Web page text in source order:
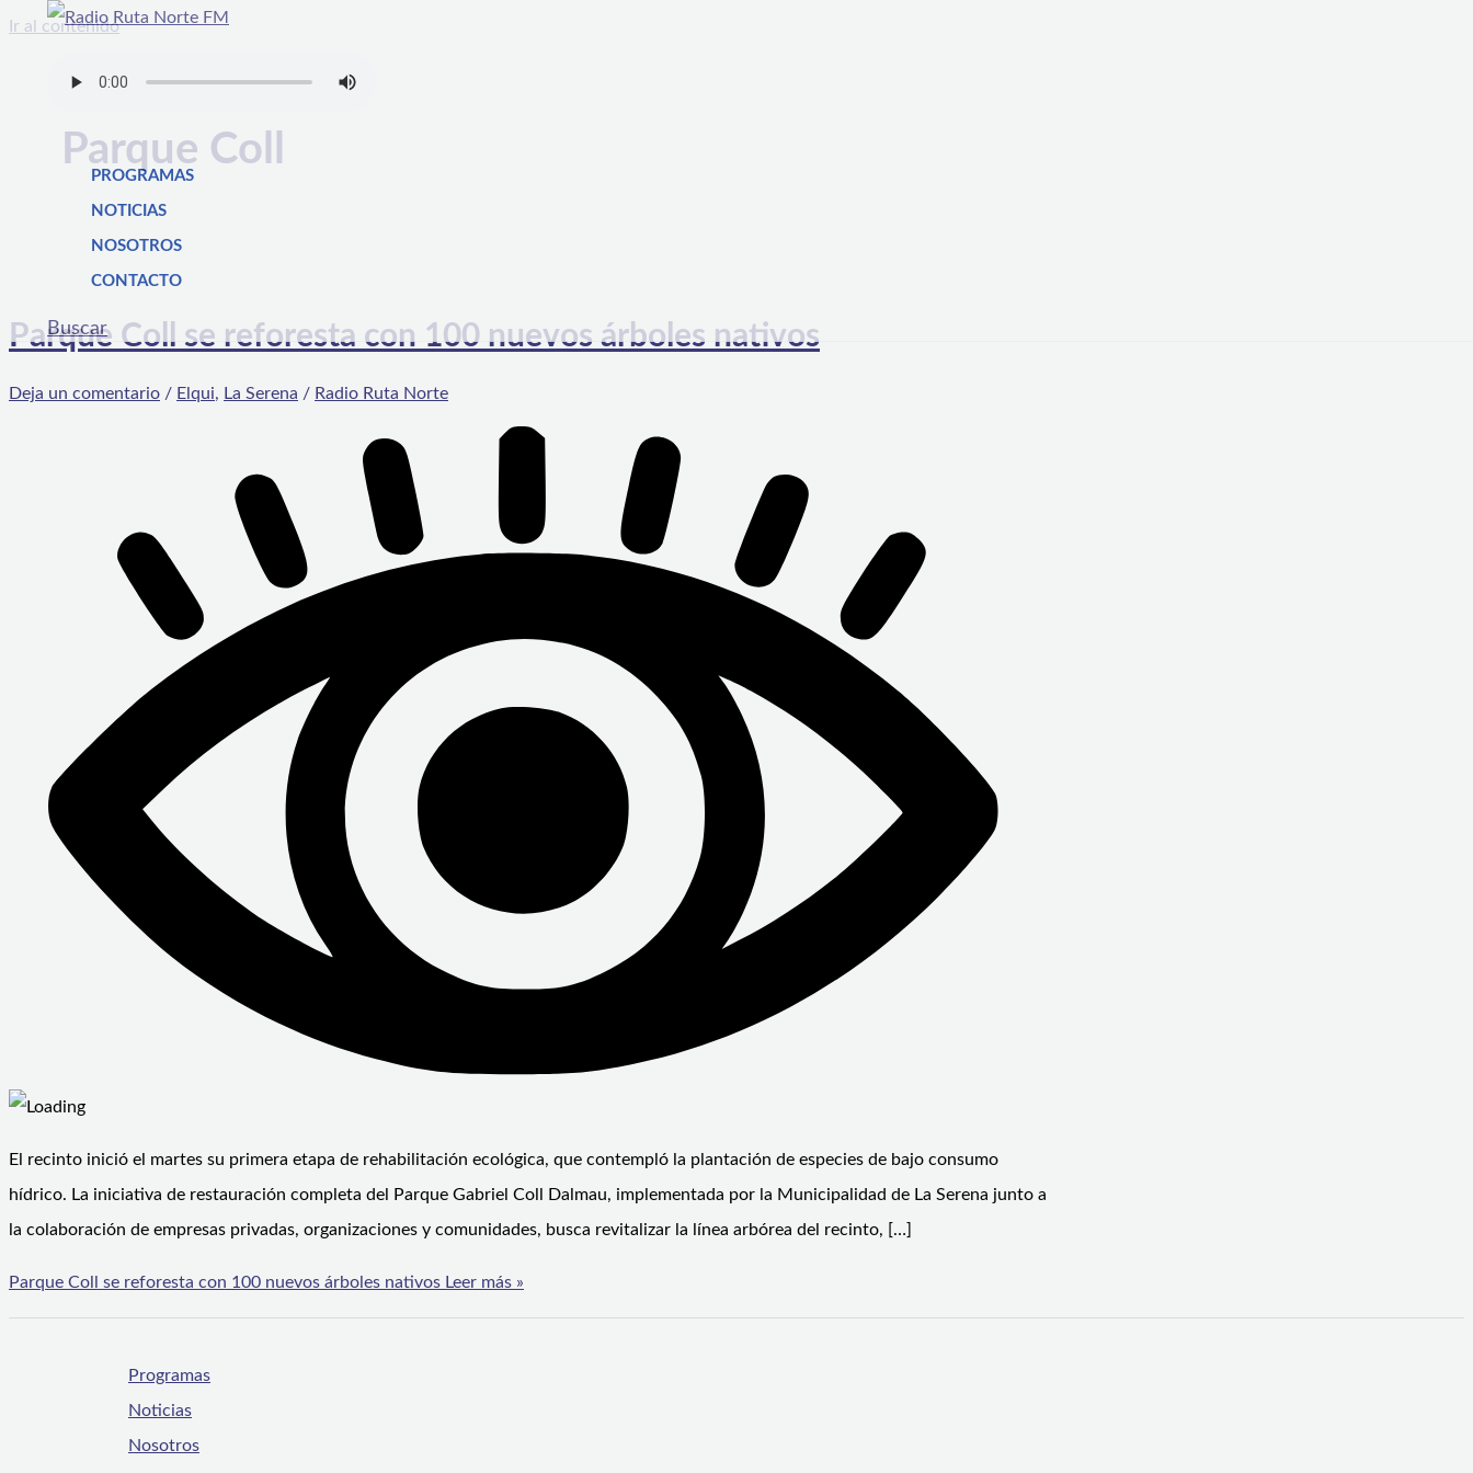
Ir al contenido
PROGRAMAS
NOTICIAS
NOSOTROS
CONTACTO
Buscar
Parque Coll
Parque Coll se reforesta con 100 nuevos árboles nativos
Deja un comentario / Elqui, La Serena / Radio Ruta Norte
El recinto inició el martes su primera etapa de rehabilitación ecológica, que contempló la plantación de especies de bajo consumo
hídrico. La iniciativa de restauración completa del Parque Gabriel Coll Dalmau, implementada por la Municipalidad de La Serena junto a
la colaboración de empresas privadas, organizaciones y comunidades, busca revitalizar la línea arbórea del recinto, […]
Parque Coll se reforesta con 100 nuevos árboles nativos Leer más »
Programas
Noticias
Nosotros